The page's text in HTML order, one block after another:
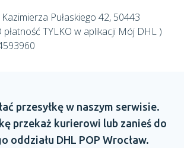
Kazimierza Pułaskiego 42, 50443
płatność TYLKO w aplikacji Mój DHL )
przesyłkę w naszym serwisie.
przekaż kurierowi lub zanieś do
oddziału DHL POP Wrocław.